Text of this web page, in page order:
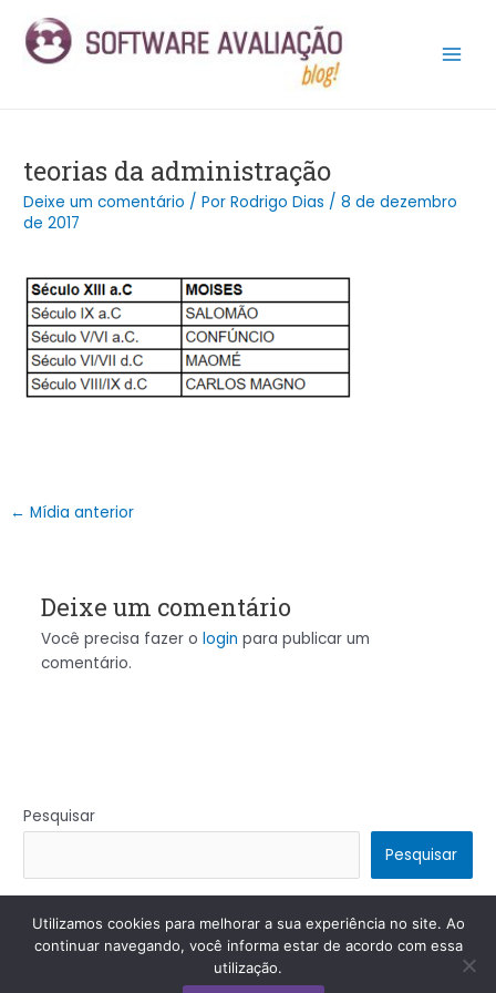
para
teorias da administração
Deixe um comentário / PorRodrigo Dias /8 de dezembro
de 2017
navigation
← Mídia anterior
Deixe um comentário
Você precisa fazer o login para publicar um
comentário.
Pesquisar
Pesquisar
Copyright © 2026 | Powered by Tema Astra para WordPress
Utilizamos cookies para melhorar a sua experiência no site. Ao
continuar navegando, você informa estar de acordo com essa
utilização.